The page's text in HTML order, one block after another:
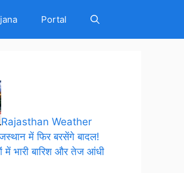
Portal
Rajasthan Weather
में फिर बरसेंगे बादल!
में भारी बारिश और तेज आंधी